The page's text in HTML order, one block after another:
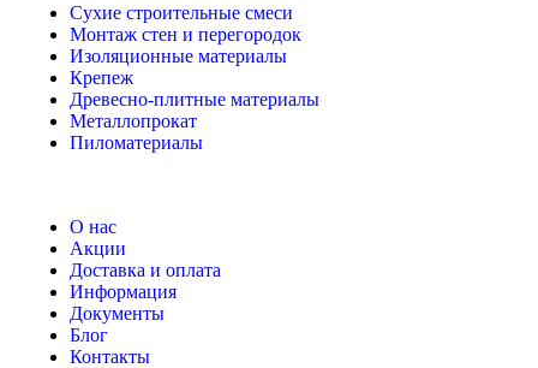
Сухие строительные смеси
Монтаж стен и перегородок
Изоляционные материалы
Крепеж
Древесно-плитные материалы
Металлопрокат
Пиломатериалы
О нас
Акции
Доставка и оплата
Информация
Документы
Блог
Контакты